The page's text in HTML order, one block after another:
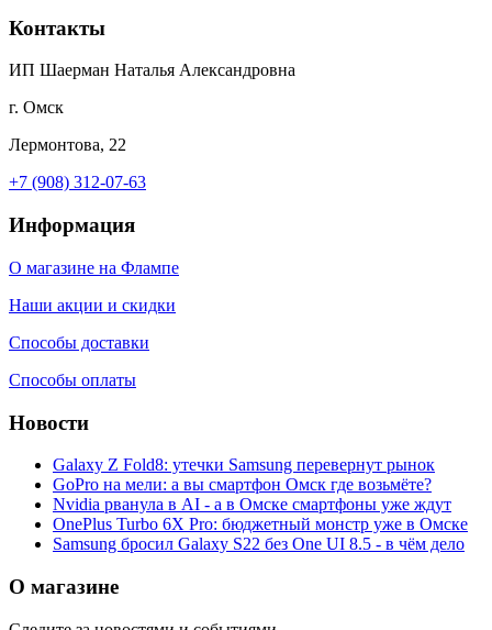
Контакты
ИП Шаерман Наталья Александровна
г. Омск
Лермонтова, 22
+7 (908) 312-07-63
Информация
О магазине на Флампе
Наши акции и скидки
Способы доставки
Способы оплаты
Новости
Galaxy Z Fold8: утечки Samsung перевернут рынок
GoPro на мели: а вы смартфон Омск где возьмёте?
Nvidia рванула в AI - а в Омске смартфоны уже ждут
OnePlus Turbo 6X Pro: бюджетный монстр уже в Омске
Samsung бросил Galaxy S22 без One UI 8.5 - в чём дело
О магазине